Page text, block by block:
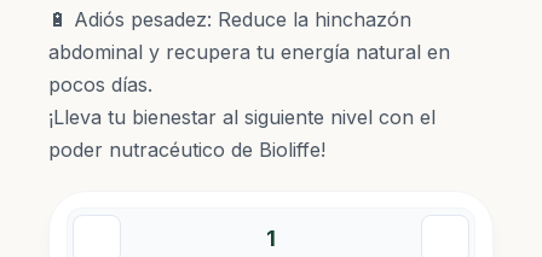
🔋 Adiós pesadez: Reduce la hinchazón
abdominal y recupera tu energía natural en
pocos días.
¡Lleva tu bienestar al siguiente nivel con el
poder nutracéutico de Bioliffe!
Detox